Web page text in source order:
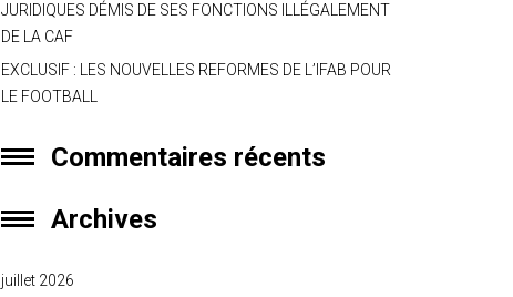
JURIDIQUES DÉMIS DE SES FONCTIONS ILLÉGALEMENT
DE LA CAF
EXCLUSIF : LES NOUVELLES REFORMES DE L’IFAB POUR
LE FOOTBALL
Commentaires récents
Archives
juillet 2026